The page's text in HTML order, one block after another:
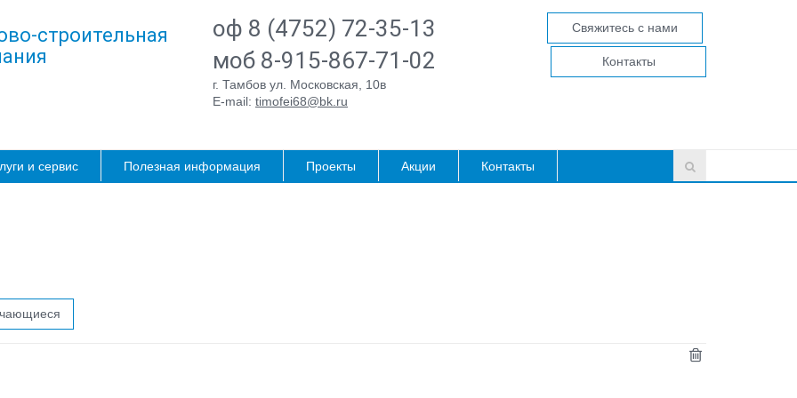
строительная
оф 8 (4752) 72-35-13
моб 8-915-867-71-02
г. Тамбов ул. Московская, 10в
E-mail: timofei68@bk.ru
Свяжитесь с нами
Контакты
и сервис Полезная информация Проекты Акции Контакты